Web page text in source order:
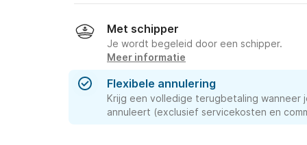
Met schipper
Je wordt begeleid door een schipper.
Meer informatie
Flexibele annulering
Krijg een volledige terugbetaling wanneer
annuleert (exclusief servicekosten en